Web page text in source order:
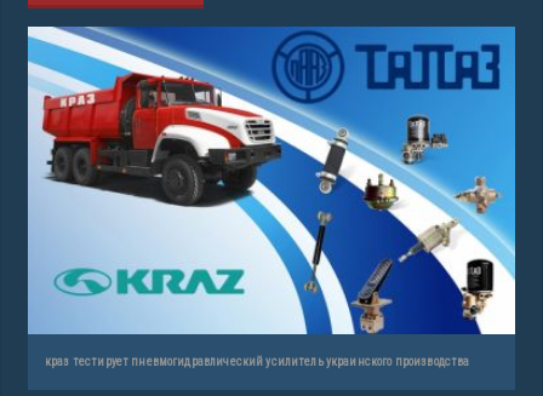
краз тестирует пневмогидравлический усилитель украинского производства